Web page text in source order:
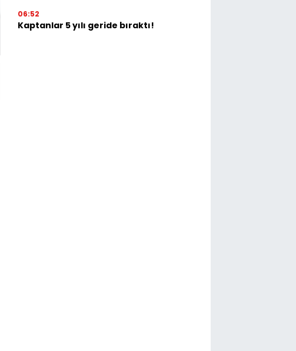
06:52
Kaptanlar 5 yılı geride bıraktı!